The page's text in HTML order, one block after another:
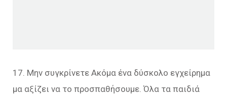
17. Μην συγκρίνετε Ακόμα ένα δύσκολο εγχείρημα
μα αξίζει να το προσπαθήσουμε. Όλα τα παιδιά